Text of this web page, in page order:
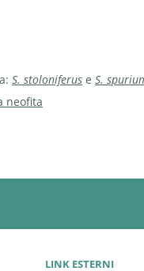
S. stoloniferus e S.
neofita
LINK ESTERNI